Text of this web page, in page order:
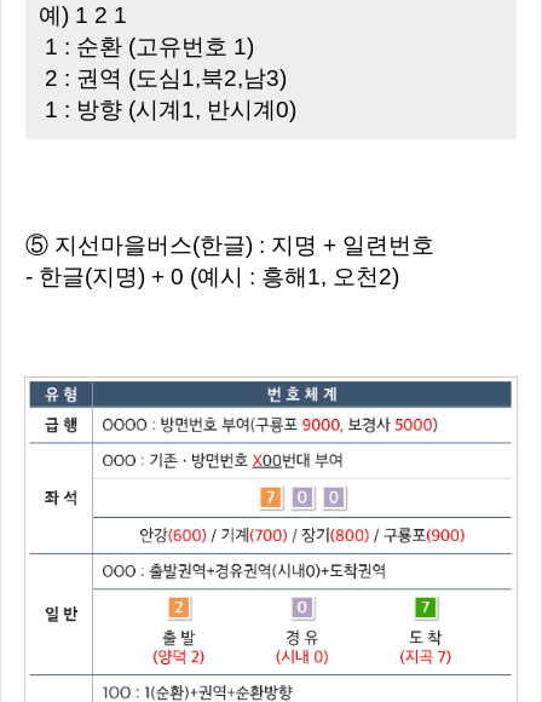
예) 1 2 1
1 : 순환 (고유번호 1)
2 : 권역 (도심1,북2,남3)
1 : 방향 (시계1, 반시계0)
⑤ 지선마을버스(한글) : 지명 + 일련번호
- 한글(지명) + 0 (예시 : 흥해1, 오천2)